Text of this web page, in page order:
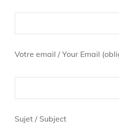
Votre email / Your Email
Sujet / Subject